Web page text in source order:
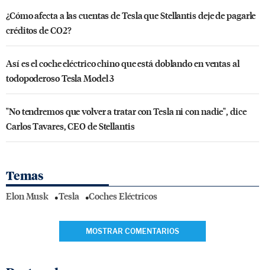
¿Cómo afecta a las cuentas de Tesla que Stellantis deje de pagarle
créditos de CO2?
Así es el coche eléctrico chino que está doblando en ventas al
todopoderoso Tesla Model 3
"No tendremos que volver a tratar con Tesla ni con nadie", dice
Carlos Tavares, CEO de Stellantis
Temas
Elon Musk Tesla Coches Eléctricos
MOSTRAR COMENTARIOS